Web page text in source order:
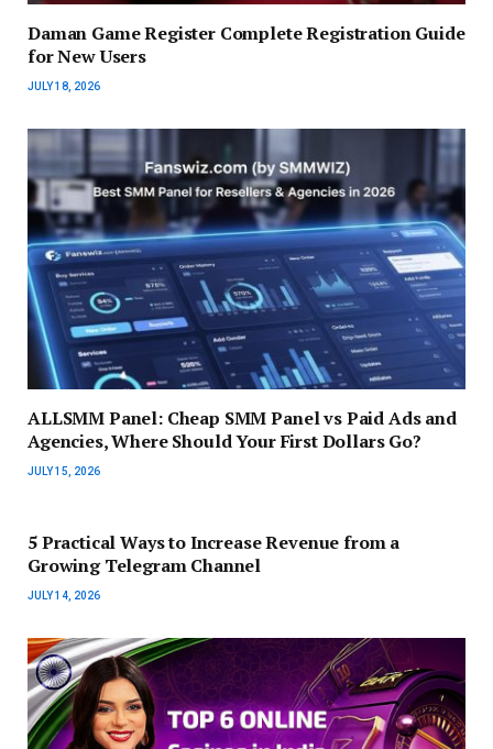
Daman Game Register Complete Registration Guide
for New Users
JULY 18, 2026
ALLSMM Panel: Cheap SMM Panel vs Paid Ads and
Agencies, Where Should Your First Dollars Go?
JULY 15, 2026
5 Practical Ways to Increase Revenue from a
Growing Telegram Channel
JULY 14, 2026